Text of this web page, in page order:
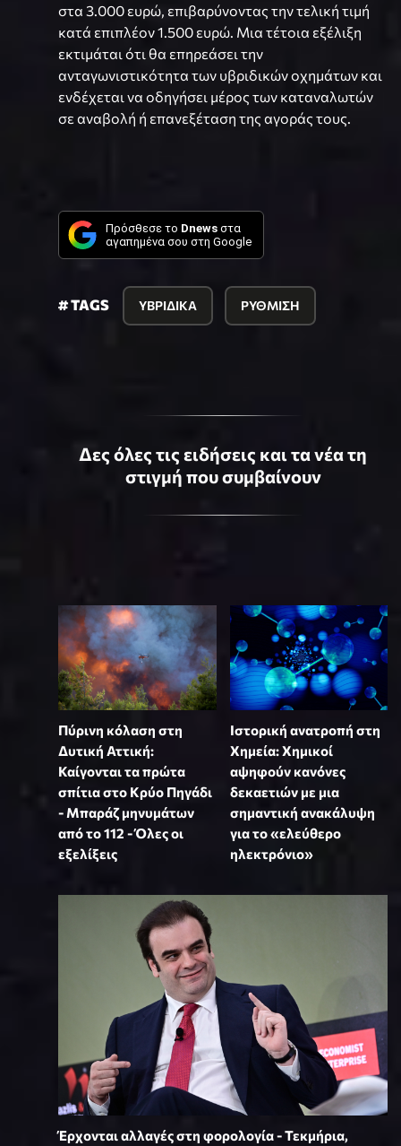
στα 3.000 ευρώ, επιβαρύνοντας την τελική τιμή
κατά επιπλέον 1.500 ευρώ. Μια τέτοια εξέλιξη
εκτιμάται ότι θα επηρεάσει την
ανταγωνιστικότητα των υβριδικών οχημάτων και
ενδέχεται να οδηγήσει μέρος των καταναλωτών
σε αναβολή ή επανεξέταση της αγοράς τους.
Πρόσθεσε το Dnews στα
αγαπημένα σου στη Google
# TAGS ΥΒΡΙΔΙΚΑ ΡΥΘΜΙΣΗ
Δες όλες τις ειδήσεις και τα νέα τη
στιγμή που συμβαίνουν
Πύρινη κόλαση στη
Δυτική Αττική:
Καίγονται τα πρώτα
σπίτια στο Κρύο Πηγάδι
- Μπαράζ μηνυμάτων
από το 112 - Όλες οι
εξελίξεις
Ιστορική ανατροπή στη
Χημεία: Χημικοί
αψηφούν κανόνες
δεκαετιών με μια
σημαντική ανακάλυψη
για το «ελεύθερο
ηλεκτρόνιο»
Έρχονται αλλαγές στη φορολογία - Τεκμήρια,